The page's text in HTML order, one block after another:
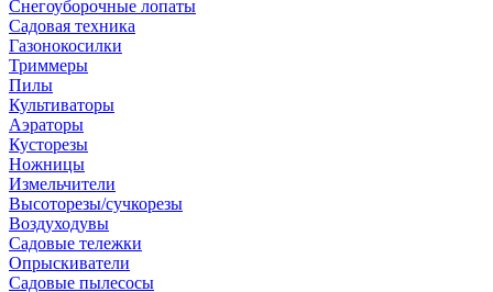
Снегоуборочные лопаты
Садовая техника
Газонокосилки
Триммеры
Пилы
Культиваторы
Аэраторы
Кусторезы
Ножницы
Измельчители
Высоторезы/сучкорезы
Воздуходувы
Садовые тележки
Опрыскиватели
Садовые пылесосы